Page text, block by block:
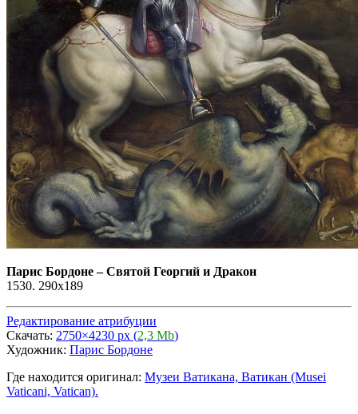
Парис Бордоне–Святой Георгий и Дракон
1530. 290х189
Редактирование атрибуции
Скачать: 2750×4230 px (2,3 Mb)
Художник: Парис Бордоне
Где находится оригинал: Музеи Ватикана, Ватикан (Musei
Vaticani, Vatican).